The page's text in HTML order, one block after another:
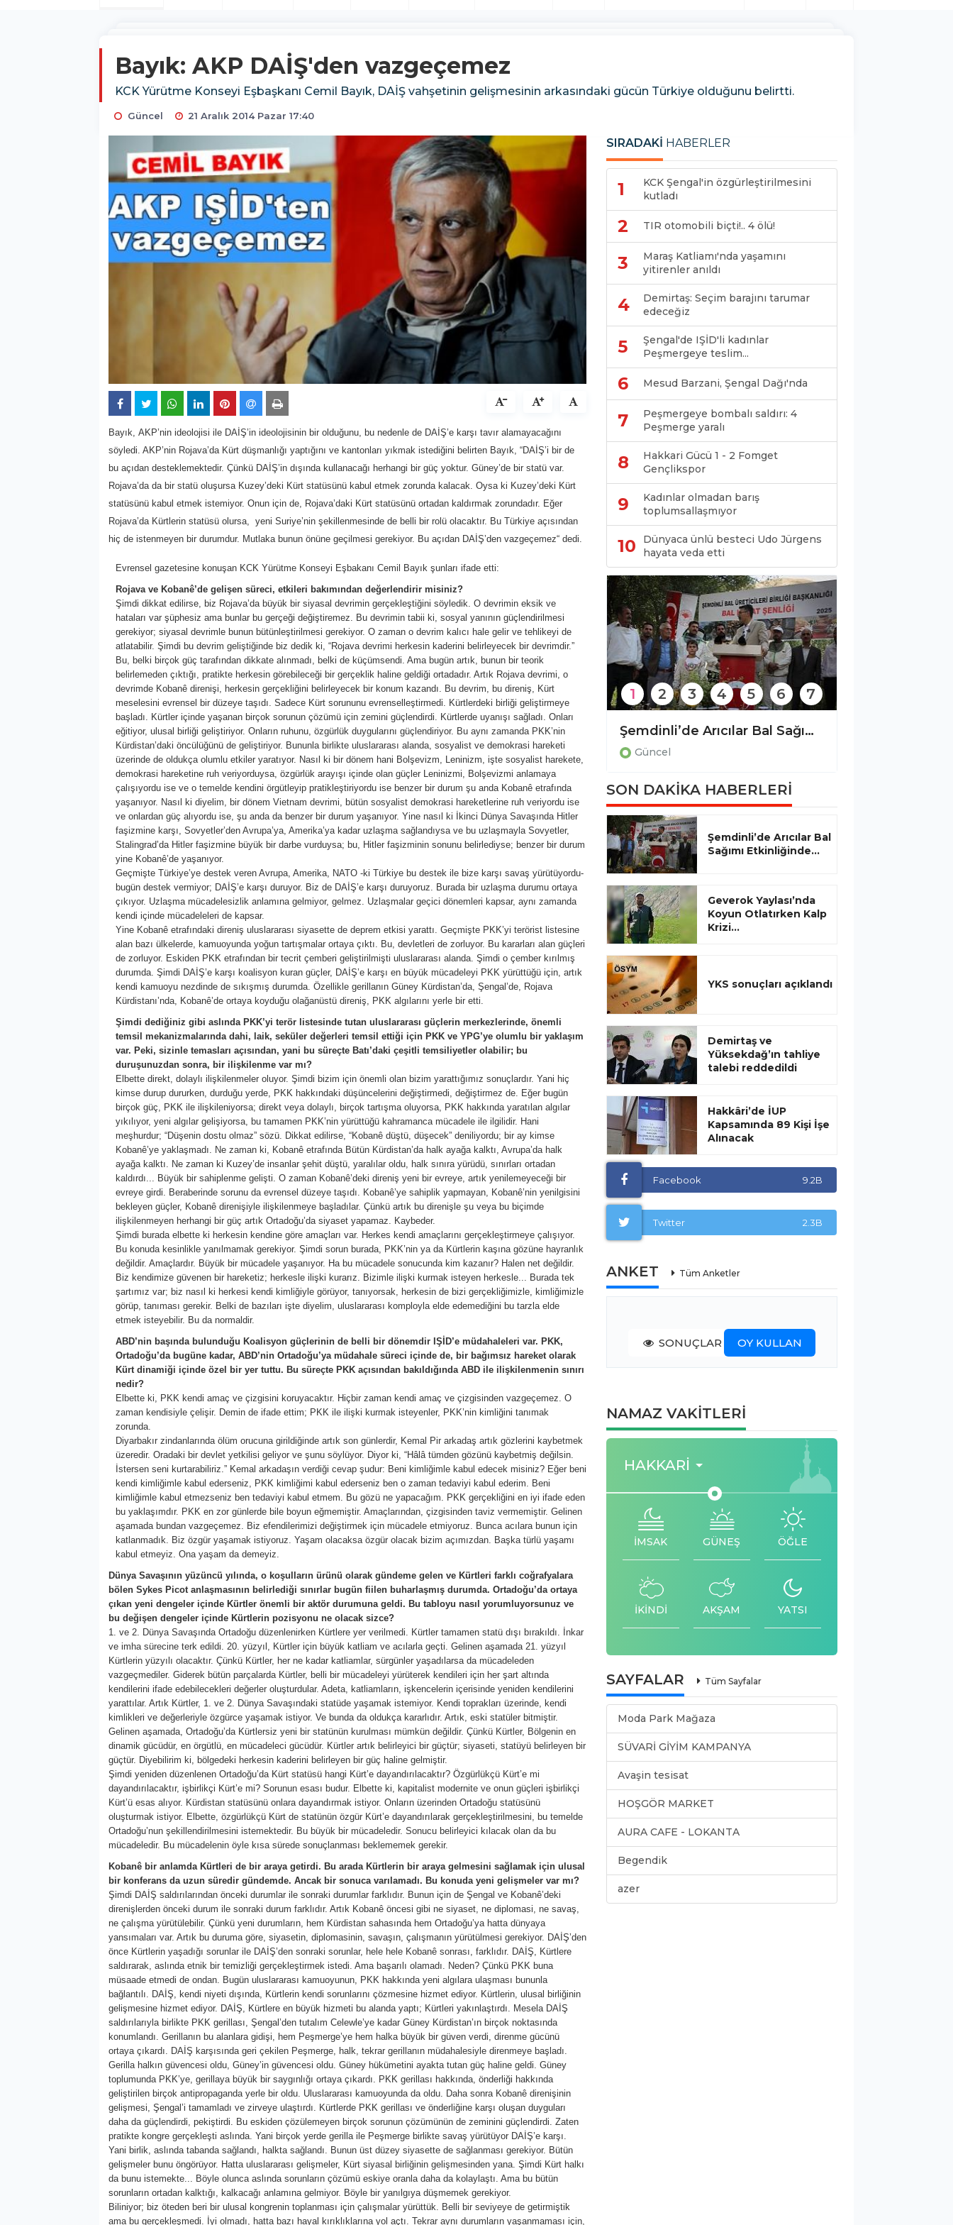
Bayık: AKP DAİŞ'den vazgeçemez
KCK Yürütme Konseyi Eşbaşkanı Cemil Bayık, DAİŞ vahşetinin gelişmesinin arkasındaki gücün Türkiye olduğunu belirtti.
Güncel 21 Aralık 2014 Pazar 17:40
Bayık, AKP’nin ideolojisi ile DAİŞ’in ideolojisinin bir olduğunu, bu nedenle de DAİŞ’e karşı tavır alamayacağını
söyledi. AKP’nin Rojava’da Kürt düşmanlığı yaptığını ve kantonları yıkmak istediğini belirten Bayık, “DAİŞ’i bir de
bu açıdan desteklemektedir. Çünkü DAİŞ’in dışında kullanacağı herhangi bir güç yoktur. Güney’de bir statü var.
Rojava’da da bir statü oluşursa Kuzey’deki Kürt statüsünü kabul etmek zorunda kalacak. Oysa ki Kuzey’deki Kürt
statüsünü kabul etmek istemiyor. Onun için de, Rojava’daki Kürt statüsünü ortadan kaldırmak zorundadır. Eğer
Rojava’da Kürtlerin statüsü olursa, yeni Suriye’nin şekillenmesinde de belli bir rolü olacaktır. Bu Türkiye açısından
hiç de istenmeyen bir durumdur. Mutlaka bunun önüne geçilmesi gerekiyor. Bu açıdan DAİŞ’den vazgeçemez“ dedi.
Evrensel gazetesine konuşan KCK Yürütme Konseyi Eşbakanı Cemil Bayık şunları ifade etti:
Rojava ve Kobanê’de gelişen süreci, etkileri bakımından değerlendirir misiniz?
Şimdi dikkat edilirse, biz Rojava’da büyük bir siyasal devrimin gerçekleştiğini söyledik. O devrimin eksik ve
hataları var şüphesiz ama bunlar bu gerçeği değiştiremez. Bu devrimin tabii ki, sosyal yanının güçlendirilmesi
gerekiyor; siyasal devrimle bunun bütünleştirilmesi gerekiyor. O zaman o devrim kalıcı hale gelir ve tehlikeyi de
atlatabilir. Şimdi bu devrim geliştiğinde biz dedik ki, “Rojava devrimi herkesin kaderini belirleyecek bir devrimdir.”
Bu, belki birçok güç tarafından dikkate alınmadı, belki de küçümsendi. Ama bugün artık, bunun bir teorik
belirlemeden çıktığı, pratikte herkesin görebileceği bir gerçeklik haline geldiği ortadadır. Artık Rojava devrimi, o
devrimde Kobanê direnişi, herkesin gerçekliğini belirleyecek bir konum kazandı. Bu devrim, bu direniş, Kürt
meselesini evrensel bir düzeye taşıdı. Sadece Kürt sorununu evrenselleştirmedi. Kürtlerdeki birliği geliştirmeye
başladı. Kürtler içinde yaşanan birçok sorunun çözümü için zemini güçlendirdi. Kürtlerde uyanışı sağladı. Onları
eğitiyor, ulusal birliği geliştiriyor. Onların ruhunu, özgürlük duygularını güçlendiriyor. Bu aynı zamanda PKK’nin
Kürdistan’daki öncülüğünü de geliştiriyor. Bununla birlikte uluslararası alanda, sosyalist ve demokrasi hareketi
üzerinde de oldukça olumlu etkiler yaratıyor. Nasıl ki bir dönem hani Bolşevizm, Leninizm, işte sosyalist harekete,
demokrasi hareketine ruh veriyorduysa, özgürlük arayışı içinde olan güçler Leninizmi, Bolşevizmi anlamaya
çalışıyordu ise ve o temelde kendini örgütleyip pratikleştiriyordu ise benzer bir durum şu anda Kobanê etrafında
yaşanıyor. Nasıl ki diyelim, bir dönem Vietnam devrimi, bütün sosyalist demokrasi hareketlerine ruh veriyordu ise
ve onlardan güç alıyordu ise, şu anda da benzer bir durum yaşanıyor. Yine nasıl ki İkinci Dünya Savaşında Hitler
faşizmine karşı, Sovyetler’den Avrupa’ya, Amerika’ya kadar uzlaşma sağlandıysa ve bu uzlaşmayla Sovyetler,
Stalingrad’da Hitler faşizmine büyük bir darbe vurduysa; bu, Hitler faşizminin sonunu belirlediyse; benzer bir durum
yine Kobanê’de yaşanıyor.
Geçmişte Türkiye’ye destek veren Avrupa, Amerika, NATO -ki Türkiye bu destek ile bize karşı savaş yürütüyordu-
bugün destek vermiyor; DAİŞ’e karşı duruyor. Biz de DAİŞ’e karşı duruyoruz. Burada bir uzlaşma durumu ortaya
çıkıyor. Uzlaşma mücadelesizlik anlamına gelmiyor, gelmez. Uzlaşmalar geçici dönemleri kapsar, aynı zamanda
kendi içinde mücadeleleri de kapsar.
Yine Kobanê etrafındaki direniş uluslararası siyasette de deprem etkisi yarattı. Geçmişte PKK’yi terörist listesine
alan bazı ülkelerde, kamuoyunda yoğun tartışmalar ortaya çıktı. Bu, devletleri de zorluyor. Bu kararları alan güçleri
de zorluyor. Eskiden PKK etrafından bir tecrit çemberi geliştirilmişti uluslararası alanda. Şimdi o çember kırılmış
durumda. Şimdi DAİŞ’e karşı koalisyon kuran güçler, DAİŞ’e karşı en büyük mücadeleyi PKK yürüttüğü için, artık
kendi kamuoyu nezdinde de sıkışmış durumda. Özellikle gerillanın Güney Kürdistan’da, Şengal’de, Rojava
Kürdistanı’nda, Kobanê’de ortaya koyduğu olağanüstü direniş, PKK algılarını yerle bir etti.
Şimdi dediğiniz gibi aslında PKK’yi terör listesinde tutan uluslararası güçlerin merkezlerinde, önemli
temsil mekanizmalarında dahi, laik, seküler değerleri temsil ettiği için PKK ve YPG’ye olumlu bir yaklaşım
var. Peki, sizinle temasları açısından, yani bu süreçte Batı’daki çeşitli temsiliyetler olabilir; bu
duruşunuzdan sonra, bir ilişkilenme var mı?
Elbette direkt, dolaylı ilişkilenmeler oluyor. Şimdi bizim için önemli olan bizim yarattığımız sonuçlardır. Yani hiç
kimse durup dururken, durduğu yerde, PKK hakkındaki düşüncelerini değiştirmedi, değiştirmez de. Eğer bugün
birçok güç, PKK ile ilişkileniyorsa; direkt veya dolaylı, birçok tartışma oluyorsa, PKK hakkında yaratılan algılar
yıkılıyor, yeni algılar gelişiyorsa, bu tamamen PKK’nin yürüttüğü kahramanca mücadele ile ilgilidir. Hani
meşhurdur; “Düşenin dostu olmaz” sözü. Dikkat edilirse, “Kobanê düştü, düşecek” deniliyordu; bir ay kimse
Kobanê’ye yaklaşmadı. Ne zaman ki, Kobanê etrafında Bütün Kürdistan’da halk ayağa kalktı, Avrupa’da halk
ayağa kalktı. Ne zaman ki Kuzey’de insanlar şehit düştü, yaralılar oldu, halk sınıra yürüdü, sınırları ortadan
kaldırdı... Büyük bir sahiplenme gelişti. O zaman Kobanê’deki direniş yeni bir evreye, artık yenilemeyeceği bir
evreye girdi. Beraberinde sorunu da evrensel düzeye taşıdı. Kobanê’ye sahiplik yapmayan, Kobanê’nin yenilgisini
bekleyen güçler, Kobanê direnişiyle ilişkilenmeye başladılar. Çünkü artık bu direnişle şu veya bu biçimde
ilişkilenmeyen herhangi bir güç artık Ortadoğu’da siyaset yapamaz. Kaybeder.
Şimdi burada elbette ki herkesin kendine göre amaçları var. Herkes kendi amaçlarını gerçekleştirmeye çalışıyor.
Bu konuda kesinlikle yanılmamak gerekiyor. Şimdi sorun burada, PKK’nin ya da Kürtlerin kaşına gözüne hayranlık
değildir. Amaçlardır. Büyük bir mücadele yaşanıyor. Ha bu mücadele sonucunda kim kazanır? Halen net değildir.
Biz kendimize güvenen bir hareketiz; herkesle ilişki kurarız. Bizimle ilişki kurmak isteyen herkesle... Burada tek
şartımız var; biz nasıl ki herkesi kendi kimliğiyle görüyor, tanıyorsak, herkesin de bizi gerçekliğimizle, kimliğimizle
görüp, tanıması gerekir. Belki de bazıları işte diyelim, uluslararası komployla elde edemediğini bu tarzla elde
etmek isteyebilir. Bu da normaldir.
ABD’nin başında bulunduğu Koalisyon güçlerinin de belli bir dönemdir IŞİD’e müdahaleleri var. PKK,
Ortadoğu’da bugüne kadar, ABD’nin Ortadoğu’ya müdahale süreci içinde de, bir bağımsız hareket olarak
Kürt dinamiği içinde özel bir yer tuttu. Bu süreçte PKK açısından bakıldığında ABD ile ilişkilenmenin sınırı
nedir?
Elbette ki, PKK kendi amaç ve çizgisini koruyacaktır. Hiçbir zaman kendi amaç ve çizgisinden vazgeçemez. O
zaman kendisiyle çelişir. Demin de ifade ettim; PKK ile ilişki kurmak isteyenler, PKK’nin kimliğini tanımak
zorunda.
Diyarbakır zindanlarında ölüm orucuna girildiğinde artık son günlerdir, Kemal Pir arkadaş artık gözlerini kaybetmek
üzeredir. Oradaki bir devlet yetkilisi geliyor ve şunu söylüyor. Diyor ki, “Hâlâ tümden gözünü kaybetmiş değilsin.
İstersen seni kurtarabiliriz.” Kemal arkadaşın verdiği cevap şudur: Beni kimliğimle kabul edecek misiniz? Eğer beni
kendi kimliğimle kabul ederseniz, PKK kimliğimi kabul ederseniz ben o zaman tedaviyi kabul ederim. Beni
kimliğimle kabul etmezseniz ben tedaviyi kabul etmem. Bu gözü ne yapacağım. PKK gerçekliğini en iyi ifade eden
bu yaklaşımdır. PKK en zor günlerde bile boyun eğmemiştir. Amaçlarından, çizgisinden taviz vermemiştir. Gelinen
aşamada bundan vazgeçemez. Biz efendilerimizi değiştirmek için mücadele etmiyoruz. Bunca acılara bunun için
katlanmadık. Biz özgür yaşamak istiyoruz. Yaşam olacaksa özgür olacak bizim açımızdan. Başka türlü yaşamı
kabul etmeyiz. Ona yaşam da demeyiz.
Dünya Savaşının yüzüncü yılında, o koşulların ürünü olarak gündeme gelen ve Kürtleri farklı coğrafyalara
bölen Sykes Picot anlaşmasının belirlediği sınırlar bugün fiilen buharlaşmış durumda. Ortadoğu’da ortaya
çıkan yeni dengeler içinde Kürtler önemli bir aktör durumuna geldi. Bu tabloyu nasıl yorumluyorsunuz ve
bu değişen dengeler içinde Kürtlerin pozisyonu ne olacak sizce?
1. ve 2. Dünya Savaşında Ortadoğu düzenlenirken Kürtlere yer verilmedi. Kürtler tamamen statü dışı bırakıldı. İnkar
ve imha sürecine terk edildi. 20. yüzyıl, Kürtler için büyük katliam ve acılarla geçti. Gelinen aşamada 21. yüzyıl
Kürtlerin yüzyılı olacaktır. Çünkü Kürtler, her ne kadar katliamlar, sürgünler yaşadılarsa da mücadeleden
vazgeçmediler. Giderek bütün parçalarda Kürtler, belli bir mücadeleyi yürüterek kendileri için her şart altında
kendilerini ifade edebilecekleri değerler oluşturdular. Adeta, katliamların, işkencelerin içerisinde yeniden kendilerini
yarattılar. Artık Kürtler, 1. ve 2. Dünya Savaşındaki statüde yaşamak istemiyor. Kendi toprakları üzerinde, kendi
kimlikleri ve değerleriyle özgürce yaşamak istiyor. Ve bunda da oldukça kararlıdır. Artık, eski statüler bitmiştir.
Gelinen aşamada, Ortadoğu’da Kürtlersiz yeni bir statünün kurulması mümkün değildir. Çünkü Kürtler, Bölgenin en
dinamik gücüdür, en örgütlü, en mücadeleci gücüdür. Kürtler artık belirleyici bir güçtür; siyaseti, statüyü belirleyen bir
güçtür. Diyebilirim ki, bölgedeki herkesin kaderini belirleyen bir güç haline gelmiştir.
Şimdi yeniden düzenlenen Ortadoğu’da Kürt statüsü hangi Kürt’e dayandırılacaktır? Özgürlükçü Kürt’e mi
dayandırılacaktır, işbirlikçi Kürt’e mi? Sorunun esası budur. Elbette ki, kapitalist modernite ve onun güçleri işbirlikçi
Kürt’ü esas alıyor. Kürdistan statüsünü onlara dayandırmak istiyor. Onların üzerinden Ortadoğu statüsünü
oluşturmak istiyor. Elbette, özgürlükçü Kürt de statünün özgür Kürt’e dayandırılarak gerçekleştirilmesini, bu temelde
Ortadoğu’nun şekillendirilmesini istemektedir. Bu büyük bir mücadeledir. Sonucu belirleyici kılacak olan da bu
mücadeledir. Bu mücadelenin öyle kısa sürede sonuçlanması beklememek gerekir.
Kobanê bir anlamda Kürtleri de bir araya getirdi. Bu arada Kürtlerin bir araya gelmesini sağlamak için ulusal
bir konferans da uzun süredir gündemde. Ancak bir sonuca varılamadı. Bu konuda yeni gelişmeler var mı?
Şimdi DAİŞ saldırılarından önceki durumlar ile sonraki durumlar farklıdır. Bunun için de Şengal ve Kobanê’deki
direnişlerden önceki durum ile sonraki durum farklıdır. Artık Kobanê öncesi gibi ne siyaset, ne diplomasi, ne savaş,
ne çalışma yürütülebilir. Çünkü yeni durumların, hem Kürdistan sahasında hem Ortadoğu’ya hatta dünyaya
yansımaları var. Artık bu duruma göre, siyasetin, diplomasinin, savaşın, çalışmanın yürütülmesi gerekiyor. DAİŞ’den
önce Kürtlerin yaşadığı sorunlar ile DAİŞ’den sonraki sorunlar, hele hele Kobanê sonrası, farklıdır. DAİŞ, Kürtlere
saldırarak, aslında etnik bir temizliği gerçekleştirmek istedi. Ama başarılı olamadı. Neden? Çünkü PKK buna
müsaade etmedi de ondan. Bugün uluslararası kamuoyunun, PKK hakkında yeni algılara ulaşması bununla
bağlantılı. DAİŞ, kendi niyeti dışında, Kürtlerin kendi sorunlarını çözmesine hizmet ediyor. Kürtlerin, ulusal birliğinin
gelişmesine hizmet ediyor. DAİŞ, Kürtlere en büyük hizmeti bu alanda yaptı; Kürtleri yakınlaştırdı. Mesela DAİŞ
saldırılarıyla birlikte PKK gerillası, Şengal’den tutalım Celewle’ye kadar Güney Kürdistan’ın birçok noktasında
konumlandı. Gerillanın bu alanlara gidişi, hem Peşmerge’ye hem halka büyük bir güven verdi, direnme gücünü
ortaya çıkardı. DAİŞ karşısında geri çekilen Peşmerge, halk, tekrar gerillanın müdahalesiyle direnmeye başladı.
Gerilla halkın güvencesi oldu, Güney’in güvencesi oldu. Güney hükümetini ayakta tutan güç haline geldi. Güney
toplumunda PKK’ye, gerillaya büyük bir saygınlığı ortaya çıkardı. PKK gerillası hakkında, önderliği hakkında
geliştirilen birçok antipropaganda yerle bir oldu. Uluslararası kamuoyunda da oldu. Daha sonra Kobanê direnişinin
gelişmesi, Şengal’i tamamladı ve zirveye ulaştırdı. Kürtlerde PKK gerillası ve önderliğine karşı oluşan duyguları
daha da güçlendirdi, pekiştirdi. Bu eskiden çözülemeyen birçok sorunun çözümünün de zeminini güçlendirdi. Zaten
pratikte kongre gerçekleşti aslında. Yani birçok yerde gerilla ile Peşmerge birlikte savaş yürütüyor DAİŞ’e karşı.
Yani birlik, aslında tabanda sağlandı, halkta sağlandı. Bunun üst düzey siyasette de sağlanması gerekiyor. Bütün
gelişmeler bunu öngörüyor. Hatta uluslararası gelişmeler, Kürt siyasal birliğinin gelişmesinden yana. Şimdi Kürt halkı
da bunu istemekte... Böyle olunca aslında sorunların çözümü eskiye oranla daha da kolaylaştı. Ama bu bütün
sorunların ortadan kalktığı, kalkacağı anlamına gelmiyor. Böyle bir yanılgıya düşmemek gerekiyor.
Biliniyor; biz öteden beri bir ulusal kongrenin toplanması için çalışmalar yürüttük. Belli bir seviyeye de getirmiştik
ama bu gerçekleşmedi. İyi olmadı, hatta bazı hayal kırıklıklarına yol açtı. Tekrar aynı durumların yaşanmaması için,
SIRADAKİ HABERLER
1
KCK Şengal'in özgürleştirilmesini
kutladı
2 TIR otomobili biçti!.. 4 ölü!
3
Maraş Katliamı'nda yaşamını
yitirenler anıldı
4
Demirtaş: Seçim barajını tarumar
edeceğiz
5
Şengal'de IŞİD'li kadınlar
Peşmergeye teslim...
6 Mesud Barzani, Şengal Dağı'nda
7
Peşmergeye bombalı saldırı: 4
Peşmerge yaralı
8
Hakkari Gücü 1 - 2 Fomget
Gençlikspor
9
Kadınlar olmadan barış
toplumsallaşmıyor
10
Dünyaca ünlü besteci Udo Jürgens
hayata veda etti
Diyarbakır'da kadın cinayeti
Güncel
Şemdinli’de Arıcılar Bal Sağımı Etkinliğinde Bir Araya Geldi
Güncel
1 2 3 4 5 6 7
SON DAKİKA HABERLERİ
Şemdinli’de Arıcılar Bal
Sağımı Etkinliğinde...
Geverok Yaylası’nda
Koyun Otlatırken Kalp
Krizi...
YKS sonuçları açıklandı
Demirtaş ve
Yüksekdağ’ın tahliye
talebi reddedildi
Hakkâri’de İUP
Kapsamında 89 Kişi İşe
Alınacak
Facebook 9.2B
Twitter 2.3B
ANKET Tüm Anketler
SONUÇLAR OY KULLAN
NAMAZ VAKİTLERİ
HAKKARI
İMSAK GÜNEŞ ÖĞLE
İKİNDİ AKŞAM YATSI
SAYFALAR Tüm Sayfalar
Moda Park Mağaza
SÜVARİ GİYİM KAMPANYA
Avaşin tesisat
HOŞGÖR MARKET
AURA CAFE - LOKANTA
Begendik
azer